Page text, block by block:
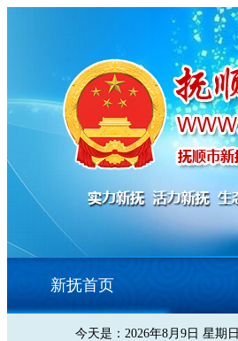
新抚首页
今天是：2026年8月9日 星期日